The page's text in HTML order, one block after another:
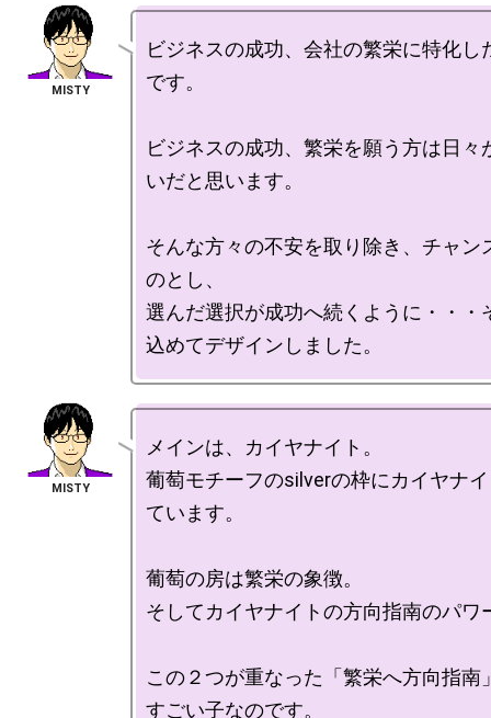
ビジネスの成功、会社の繁栄に特化し
です。
ビジネスの成功、繁栄を願う方は日々
いだと思います。
そんな方々の不安を取り除き、チャン
のとし、
選んだ選択が成功へ続くように・・・
メインは、カイヤナイト。
葡萄モチーフのsilverの枠にカイヤナ
ています。
葡萄の房は繁栄の象徴。
そしてカイヤナイトの方向指南のパワ
この２つが重なった「繁栄へ方向指南